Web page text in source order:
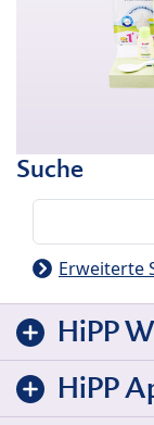
Suche
Erweiterte
HiPP
HiPP